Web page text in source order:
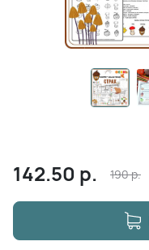
142.50 р. 190р.